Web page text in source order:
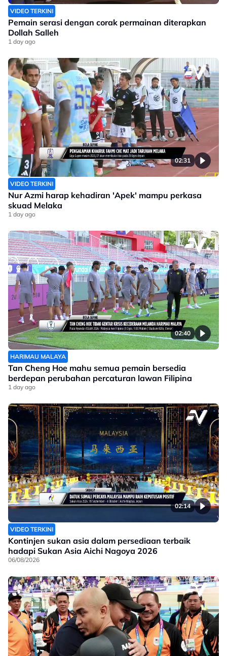
VIDEO TERKINI
Pemain serasi dengan corak permainan diterapkan
Dollah Salleh
1 day ago
02:31
VIDEO TERKINI
Nur Azmi harap kehadiran 'Apek' mampu perkasa
skuad Melaka
1 day ago
02:40
HARIMAU MALAYA
Tan Cheng Hoe mahu semua pemain bersedia
berdepan perubahan percaturan lawan Filipina
1 day ago
02:14
VIDEO TERKINI
Kontinjen sukan asia dalam persediaan terbaik
hadapi Sukan Asia Aichi Nagoya 2026
06/08/2026